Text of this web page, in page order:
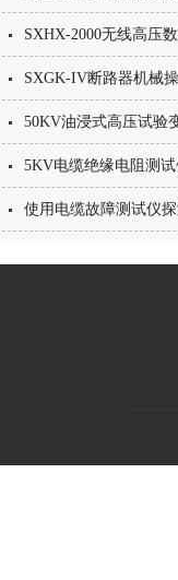
50KV油浸式高压试验